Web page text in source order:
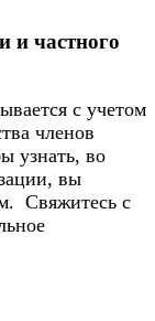
и частного
с учетом
членов
узнать, во
вы
Свяжитесь с